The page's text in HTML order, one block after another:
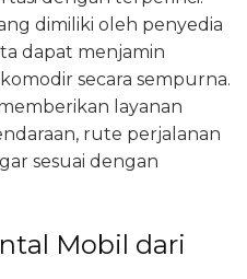
dimiliki oleh penyedia
dapat menjamin
secara sempurna.
layanan
rute perjalanan
sesuai dengan
Mobil dari